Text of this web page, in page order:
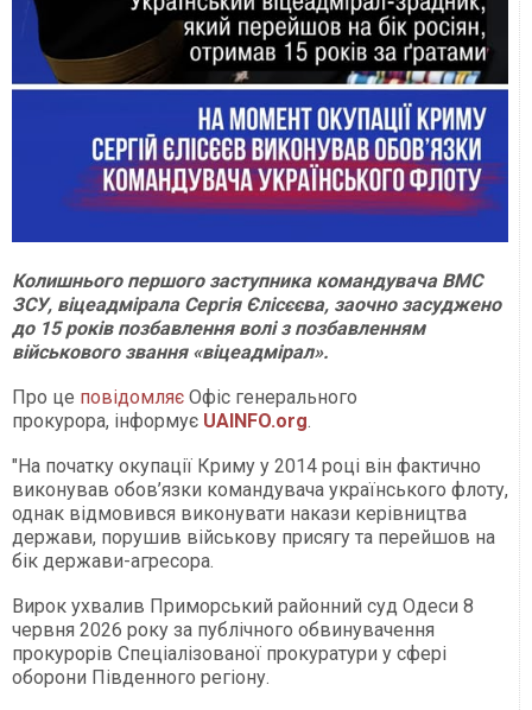
Колишнього першого заступника командувача ВМС
ЗСУ, віцеадмірала Сергія Єлісєєва, заочно засуджено
до 15 років позбавлення волі з позбавленням
військового звання «віцеадмірал».
Про це повідомляє Офіс генерального
прокурора, інформує UAINFO.org.
"На початку окупації Криму у 2014 році він фактично
виконував обов’язки командувача українського флоту,
однак відмовився виконувати накази керівництва
держави, порушив військову присягу та перейшов на
бік держави-агресора.
Вирок ухвалив Приморський районний суд Одеси 8
червня 2026 року за публічного обвинувачення
прокурорів Спеціалізованої прокуратури у сфері
оборони Південного регіону.